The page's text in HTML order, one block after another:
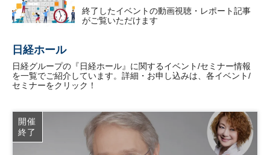
終了したイベントの動画視聴・レポート記事
がご覧いただけます
日経ホール
日経グループの『日経ホール』に関するイベント/セミナー情報
を一覧でご紹介しています。詳細・お申し込みは、各イベント/
セミナーをクリック！
開催
終了